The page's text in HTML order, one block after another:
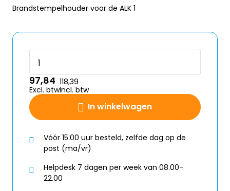
Brandstempelhouder voor de ALK 1
In winkelwagen
97,84
Excl. btw
118,39
Incl. btw
Vóór 15.00 uur besteld, zelfde dag op de
post (ma/vr)
Helpdesk 7 dagen per week van 08.00-
22.00